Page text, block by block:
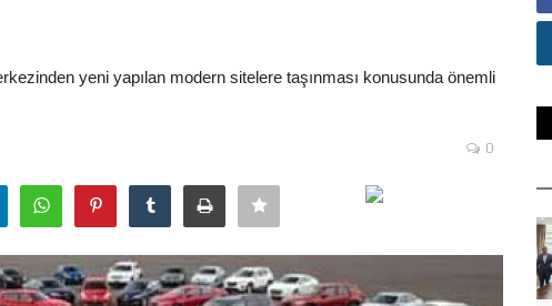
yeni yapılan modern sitelere taşınması konusunda önemli
0